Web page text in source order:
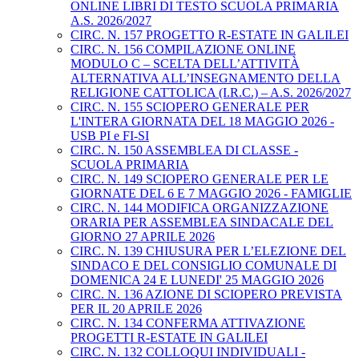
ONLINE LIBRI DI TESTO SCUOLA PRIMARIA
A.S. 2026/2027
CIRC. N. 157 PROGETTO R-ESTATE IN GALILEI
CIRC. N. 156 COMPILAZIONE ONLINE
MODULO C – SCELTA DELL’ATTIVITÀ
ALTERNATIVA ALL’INSEGNAMENTO DELLA
RELIGIONE CATTOLICA (I.R.C.) – A.S. 2026/2027
CIRC. N. 155 SCIOPERO GENERALE PER
L'INTERA GIORNATA DEL 18 MAGGIO 2026 -
USB PI e FI-SI
CIRC. N. 150 ASSEMBLEA DI CLASSE -
SCUOLA PRIMARIA
CIRC. N. 149 SCIOPERO GENERALE PER LE
GIORNATE DEL 6 E 7 MAGGIO 2026 - FAMIGLIE
CIRC. N. 144 MODIFICA ORGANIZZAZIONE
ORARIA PER ASSEMBLEA SINDACALE DEL
GIORNO 27 APRILE 2026
CIRC. N. 139 CHIUSURA PER L’ELEZIONE DEL
SINDACO E DEL CONSIGLIO COMUNALE DI
DOMENICA 24 E LUNEDI' 25 MAGGIO 2026
CIRC. N. 136 AZIONE DI SCIOPERO PREVISTA
PER IL 20 APRILE 2026
CIRC. N. 134 CONFERMA ATTIVAZIONE
PROGETTI R-ESTATE IN GALILEI
CIRC. N. 132 COLLOQUI INDIVIDUALI -